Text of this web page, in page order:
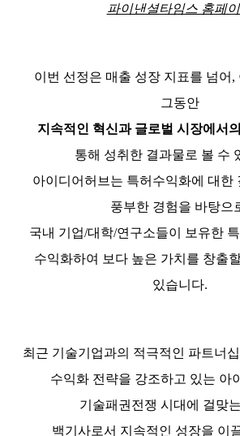
파이낸셜타임스 홈페
이번 선정은 매출 성장 지표를 넘어
그동안
지속적인 혁신과 글로벌 시장에서
통해 성취한 결과물로 볼 수
아이디어허브는 특허수익화에 대한
풍부한 경험을 바탕으
국내 기업/대학/연구소들이 보유한
수익화하여 보다 높은 가치를 창출
있습니다.
최근 기술기업과의 적극적인 파트너
수익화 전략을 강조하고 있는 아
기술패권전쟁 시대에 걸맞는
백기사로서 지속적인 성장을 이